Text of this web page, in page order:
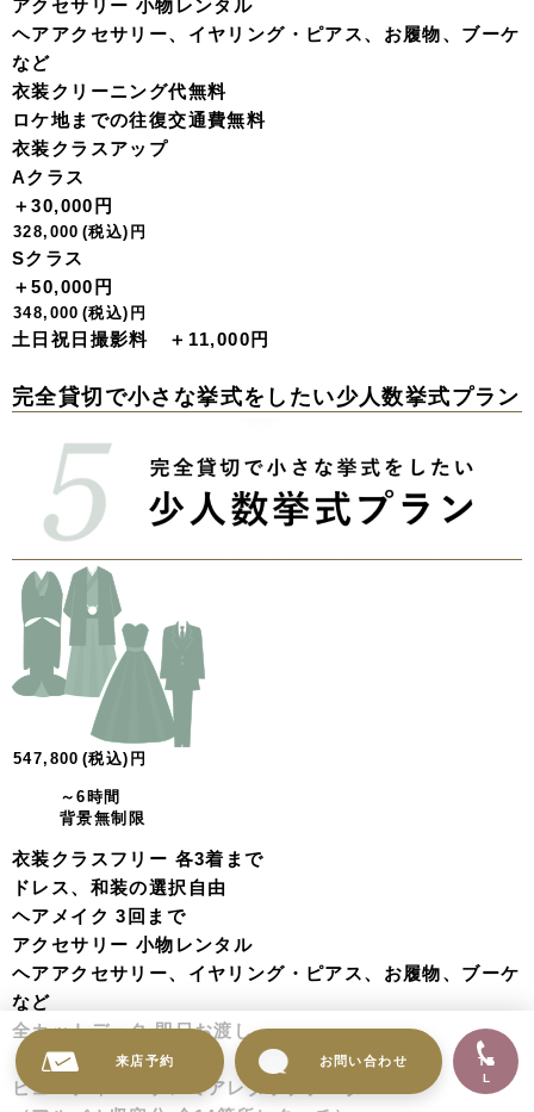
アクセサリー 小物レンタル
ヘアアクセサリー、イヤリング・ピアス、お履物、ブーケ
など
衣装クリーニング代無料
ロケ地までの往復交通費無料
衣装クラスアップ
Aクラス
＋30,000円
328,000 (税込) 円
Sクラス
＋50,000円
348,000 (税込) 円
土日祝日撮影料 ＋11,000円
完全貸切で小さな挙式をしたい少人数挙式プラン
547,800 (税込) 円
～6時間
背景無制限
衣装クラスフリー 各3着まで
ドレス、和装の選択自由
ヘアメイク 3回まで
アクセサリー 小物レンタル
ヘアアクセサリー、イヤリング・ピアス、お履物、ブーケ
など
全カットデータ 即日お渡し
（300カット以上）
ビューティー＋プレミアレタッチデータ
来店予約 お問い合わせ
TE
L